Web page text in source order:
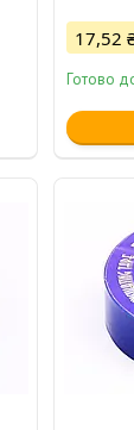
17,52
Готово